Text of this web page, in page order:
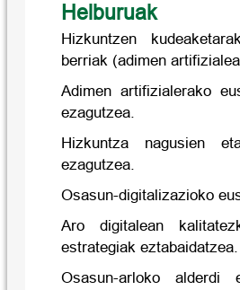
Helburuak
Hizkuntzen
berriak (adimen
Adimen artifizialerako
ezagutzea.
Hizkuntza nagusien
ezagutzea.
Osasun-digitalizazioko
Aro digitalean
estrategiak eztabaidatzea.
Osasun-arloko alderdi